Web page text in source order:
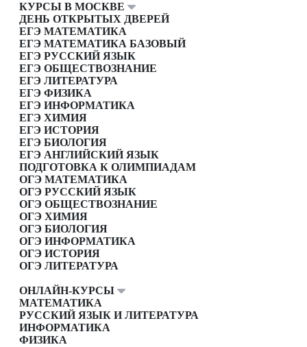
КУРСЫ В МОСКВЕ
ДЕНЬ ОТКРЫТЫХ ДВЕРЕЙ
ЕГЭ МАТЕМАТИКА
ЕГЭ МАТЕМАТИКА БАЗОВЫЙ
ЕГЭ РУССКИЙ ЯЗЫК
ЕГЭ ОБЩЕСТВОЗНАНИЕ
ЕГЭ ЛИТЕРАТУРА
ЕГЭ ФИЗИКА
ЕГЭ ИНФОРМАТИКА
ЕГЭ ХИМИЯ
ЕГЭ ИСТОРИЯ
ЕГЭ БИОЛОГИЯ
ЕГЭ АНГЛИЙСКИЙ ЯЗЫК
ПОДГОТОВКА К ОЛИМПИАДАМ
ОГЭ МАТЕМАТИКА
ОГЭ РУССКИЙ ЯЗЫК
ОГЭ ОБЩЕСТВОЗНАНИЕ
ОГЭ ХИМИЯ
ОГЭ БИОЛОГИЯ
ОГЭ ИНФОРМАТИКА
ОГЭ ИСТОРИЯ
ОГЭ ЛИТЕРАТУРА
ОНЛАЙН-КУРСЫ
МАТЕМАТИКА
РУССКИЙ ЯЗЫК И ЛИТЕРАТУРА
ИНФОРМАТИКА
ФИЗИКА